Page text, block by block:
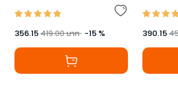
356.15419.00บาท -15 % 390.15